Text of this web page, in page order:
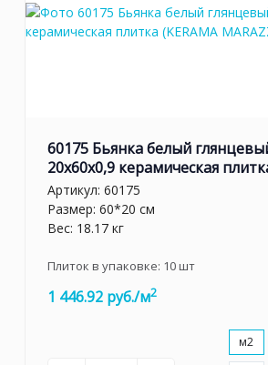
60175 Бьянка белый
20x60x0,9 керамическая
Артикул: 60175
Размер: 60*20 см
Вес: 18.17 кг
Плиток в упаковке: 10шт
1 446.92 руб./м2
м2